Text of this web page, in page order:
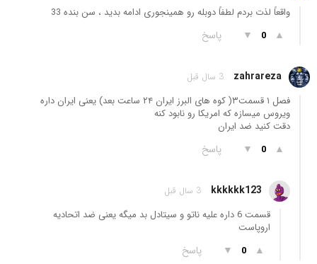
واقعاً لذت بردم لطفاً دوبله رو همینجوری ادامه بدید ، سن بنده 33
▲
0
▼ پاسخ
zahrareza 3 سال قبل
فصل ۱ قسمت۳( کوه های البرز ایران ۲۴ ساعت بعد) یعنی ایران داره
ویروس میسازه که امریکا رو نابود کنه
دقت کنید ضد ایران
▲
0
▼ پاسخ
kkkkkk123 3 سال قبل
قسمت 6 داره علیه ناتو و سیتادل بد میگه یعنی ضد اتحادیه
اروپاست
▲
0
▼ پاسخ